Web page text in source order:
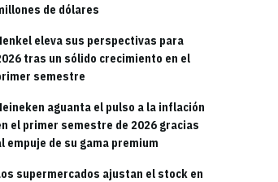
de dólares
eleva sus perspectivas para
tras un sólido crecimiento en el
semestre
aguanta el pulso a la inflación
el primer semestre de 2026 gracias
empuje de su gama premium
supermercados ajustan el stock en